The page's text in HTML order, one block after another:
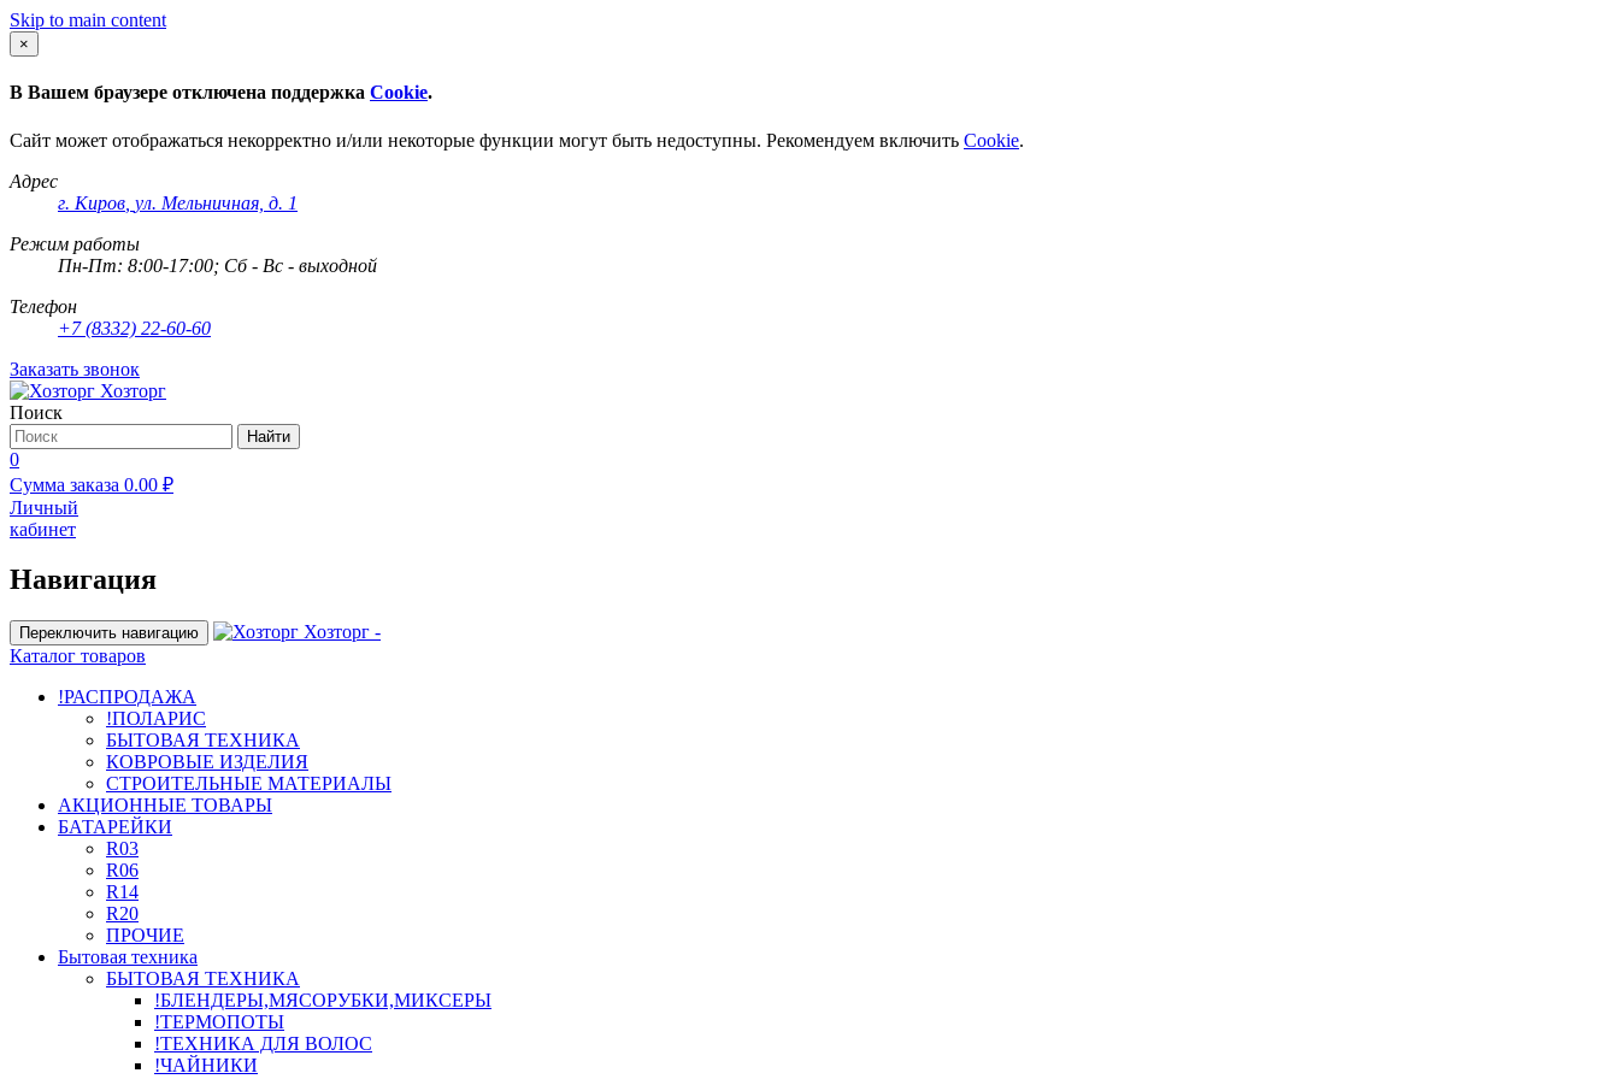
Skip to main content
×
В Вашем браузере отключена поддержка Cookie.
Сайт может отображаться некорректно и/или некоторые функции могут быть недоступны. Рекомендуем включить Cookie.
Адрес
г. Киров ул. Мельничная, д. 1
Режим работы
Пн-Пт: 8:00-17:00; Сб - Вс - выходной
Телефон
+7 (8332) 22-60-60
Заказать звонок
Хозторг
Поиск
Найти
0
Сумма заказа 0.00 ₽
Личный
кабинет
Навигация
Переключить навигацию
Хозторг -
Каталог товаров
!РАСПРОДАЖА
!ПОЛАРИС
БЫТОВАЯ ТЕХНИКА
КОВРОВЫЕ ИЗДЕЛИЯ
СТРОИТЕЛЬНЫЕ МАТЕРИАЛЫ
АКЦИОННЫЕ ТОВАРЫ
БАТАРЕЙКИ
R03
R06
R14
R20
ПРОЧИЕ
Бытовая техника
БЫТОВАЯ ТЕХНИКА
!БЛЕНДЕРЫ,МЯСОРУБКИ,МИКСЕРЫ
!ТЕРМОПОТЫ
!ТЕХНИКА ДЛЯ ВОЛОС
!ЧАЙНИКИ